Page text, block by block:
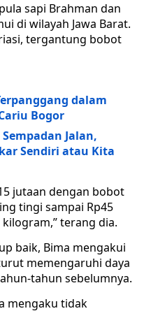
sapi Brahman dan
di wilayah Jawa Barat.
tergantung bobot
dalam
Bogor
Jalan,
Sendiri atau Kita
jutaan dengan bobot
tingi sampai Rp45
terang dia.
baik, Bima mengakui
memengaruhi daya
tahun sebelumnya.
mengaku tidak